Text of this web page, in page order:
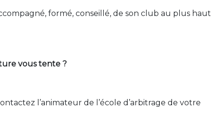
formé, conseillé, de son club au plus haut
vous tente ?
l’animateur de l’école d’arbitrage de votre